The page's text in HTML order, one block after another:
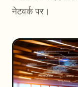
नेटवर्क पर।